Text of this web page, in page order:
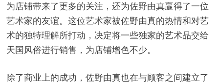
为店铺带来了更多的关注，还为佐野由真赢得了一位
艺术家的友谊。这位艺术家被佐野由真的热情和对艺
术的独特理解所打动，决定将一些独家的艺术品交给
天国风俗进行销售，为店铺增色不少。
除了商业上的成功，佐野由真也在与顾客之间建立了